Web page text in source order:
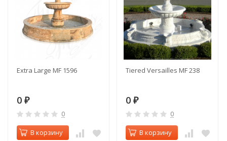
Extra Large MF 1596
0 ₽
0
В корзину
Tiered Versailles MF 238
0 ₽
0
В корзину